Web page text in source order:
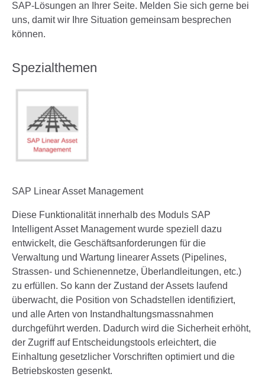
SAP-Lösungen an Ihrer Seite. Melden Sie sich gerne bei
uns, damit wir Ihre Situation gemeinsam besprechen
können.
Spezialthemen
SAP Linear Asset Management
Diese Funktionalität innerhalb des Moduls SAP
Intelligent Asset Management wurde speziell dazu
entwickelt, die Geschäftsanforderungen für die
Verwaltung und Wartung linearer Assets (Pipelines,
Strassen- und Schienennetze, Überlandleitungen, etc.)
zu erfüllen. So kann der Zustand der Assets laufend
überwacht, die Position von Schadstellen identifiziert,
und alle Arten von Instandhaltungsmassnahmen
durchgeführt werden. Dadurch wird die Sicherheit erhöht,
der Zugriff auf Entscheidungstools erleichtert, die
Einhaltung gesetzlicher Vorschriften optimiert und die
Betriebskosten gesenkt.